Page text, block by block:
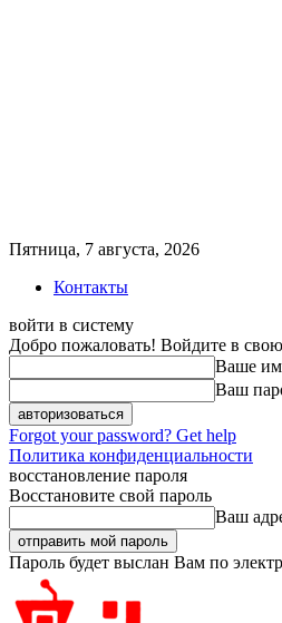
Пятница, 7 августа, 2026
Контакты
войти в систему
Добро пожаловать! Войдите в
Ваше
Ваш
Forgot your password? Get help
Политика конфиденциальности
восстановление пароля
Восстановите свой пароль
Ваш
Пароль будет выслан Вам по